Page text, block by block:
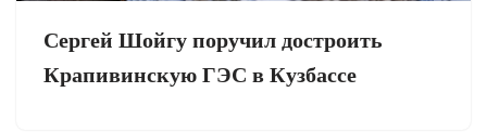
Сергей Шойгу поручил достроить
Крапивинскую ГЭС в Кузбассе